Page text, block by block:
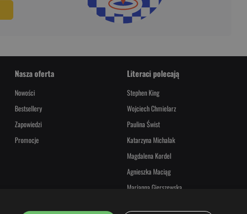
Nasza oferta
Nowości
Bestsellery
Zapowiedzi
Promocje
Literaci polecają
Stephen King
Wojciech Chmielarz
Paulina Świst
Katarzyna Michalak
Magdalena Kordel
Agnieszka Maciąg
Marianna Gierszewska